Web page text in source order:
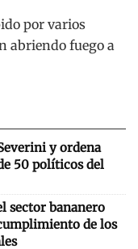
por varios
abriendo fuego a
y ordena
50 políticos del
sector bananero
de los